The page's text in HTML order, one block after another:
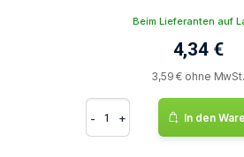
Beim Lieferanten auf
4,34 €
3,59 € ohne MwSt.
- + In den